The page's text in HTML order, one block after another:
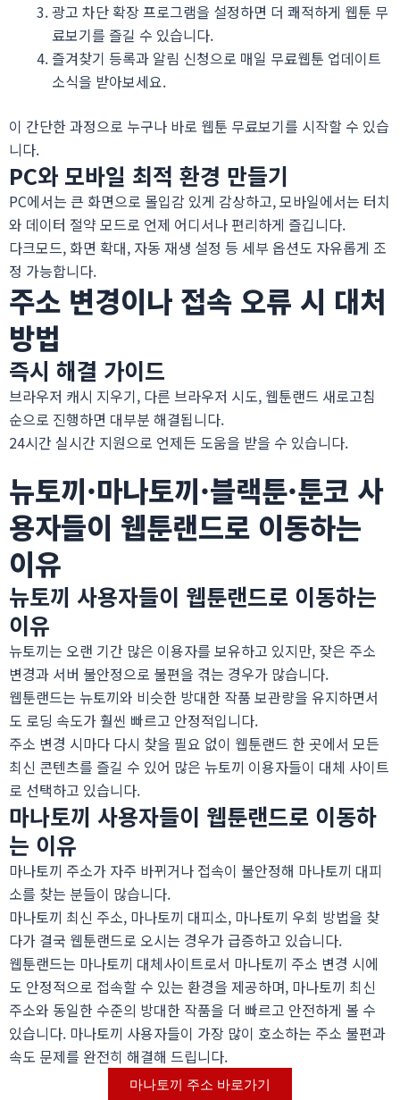
광고 차단 확장 프로그램을 설정하면 더 쾌적하게 웹툰 무
료보기를 즐길 수 있습니다.
즐겨찾기 등록과 알림 신청으로 매일 무료웹툰 업데이트
소식을 받아보세요.
이 간단한 과정으로 누구나 바로 웹툰 무료보기를 시작할 수 있습
니다.
PC와 모바일 최적 환경 만들기
PC에서는 큰 화면으로 몰입감 있게 감상하고, 모바일에서는 터치
와 데이터 절약 모드로 언제 어디서나 편리하게 즐깁니다.
다크모드, 화면 확대, 자동 재생 설정 등 세부 옵션도 자유롭게 조
정 가능합니다.
주소 변경이나 접속 오류 시 대처
방법
즉시 해결 가이드
브라우저 캐시 지우기, 다른 브라우저 시도, 웹툰랜드 새로고침
순으로 진행하면 대부분 해결됩니다.
24시간 실시간 지원으로 언제든 도움을 받을 수 있습니다.
뉴토끼·마나토끼·블랙툰·툰코 사
용자들이 웹툰랜드로 이동하는
이유
뉴토끼 사용자들이 웹툰랜드로 이동하는
이유
뉴토끼는 오랜 기간 많은 이용자를 보유하고 있지만, 잦은 주소
변경과 서버 불안정으로 불편을 겪는 경우가 많습니다.
웹툰랜드는 뉴토끼와 비슷한 방대한 작품 보관량을 유지하면서
도 로딩 속도가 훨씬 빠르고 안정적입니다.
주소 변경 시마다 다시 찾을 필요 없이 웹툰랜드 한 곳에서 모든
최신 콘텐츠를 즐길 수 있어 많은 뉴토끼 이용자들이 대체 사이트
로 선택하고 있습니다.
마나토끼 사용자들이 웹툰랜드로 이동하
는 이유
마나토끼 주소가 자주 바뀌거나 접속이 불안정해 마나토끼 대피
소를 찾는 분들이 많습니다.
마나토끼 최신 주소, 마나토끼 대피소, 마나토끼 우회 방법을 찾
다가 결국 웹툰랜드로 오시는 경우가 급증하고 있습니다.
웹툰랜드는 마나토끼 대체사이트로서 마나토끼 주소 변경 시에
도 안정적으로 접속할 수 있는 환경을 제공하며, 마나토끼 최신
주소와 동일한 수준의 방대한 작품을 더 빠르고 안전하게 볼 수
있습니다. 마나토끼 사용자들이 가장 많이 호소하는 주소 불편과
속도 문제를 완전히 해결해 드립니다.
마나토끼 주소 바로가기